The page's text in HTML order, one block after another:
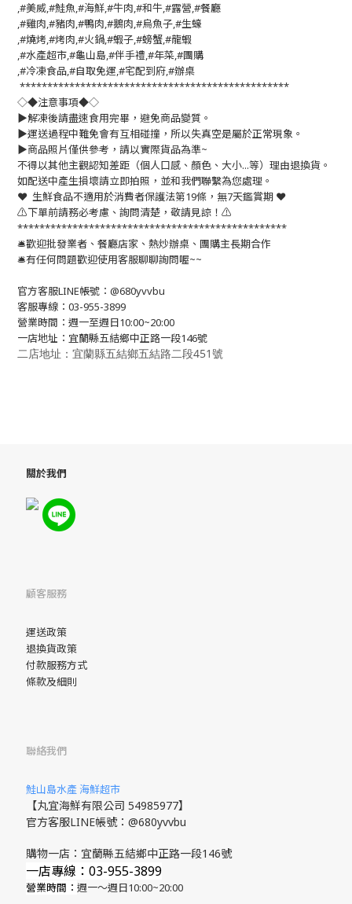
,#美威,#鮭魚,#海鮮,#牛肉,#和牛,#露營,#餐廳
,#雞肉,#豬肉,#鴨肉,#鵝肉,#烏魚子,#生蠔
,#燒烤,#烤肉,#火鍋,#蝦子,#螃蟹,#龍蝦
,#水產超市,#龜山島,#伴手禮,#年菜,#團購
,#冷凍食品,#自取免運,#宅配到府,#辦桌
*************************************************
◇◆注意事項◆◇
▶️解凍後請盡速食用完畢，避免商品變質。
▶️運送過程中難免會有互相碰撞，所以失真空是屬於正常現象。
▶️商品照片僅供參考，請以實際貨品為準~
不得以其他主觀認知差距（個人口感、顏色、大小...等）理由退換貨。
如配送中產生損壞請立即拍照，並和我們聯繫為您處理。
❤️ 生鮮食品不適用於消費者保護法第19條，無7天鑑賞期 ❤️
⚠️下單前請務必考慮、詢問清楚，敬請見諒！⚠️
*************************************************
🛎歡迎批發業者、餐廳店家、熱炒辦桌、團購主長期合作
🛎有任何問題歡迎使用客服聊聊詢問喔~~
官方客服LINE帳號：@680yvvbu
客服專線：03-955-3899
營業時間：週一至週日10:00~20:00
一店地址：宜蘭縣五結鄉中正路一段146號
二店地址：宜蘭縣五結鄉五結路二段451號
關於我們
顧客服務
運送政策
退換貨政策
付款服務方式
條款及細則
聯絡我們
鮭山島水產 海鮮超市
【丸宜海鮮有限公司 54985977】
官方客服LINE帳號：@680yvvbu
購物一店：宜蘭縣五結鄉中正路一段146號
一店專線：03-955-3899
營業時間： 週一～週日10:00~20:00